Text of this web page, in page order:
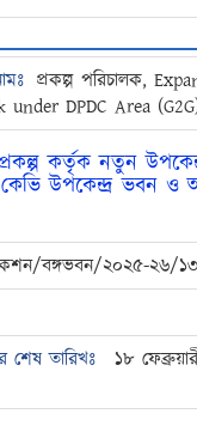
প্রকল্প পরিচালক,
under DPDC Area
কর্তৃক নতুন
উপকেন্দ্র ভবন ও
বঙ্গভবন/২০২৫-২৬/
শেষ তারিখঃ ১৮